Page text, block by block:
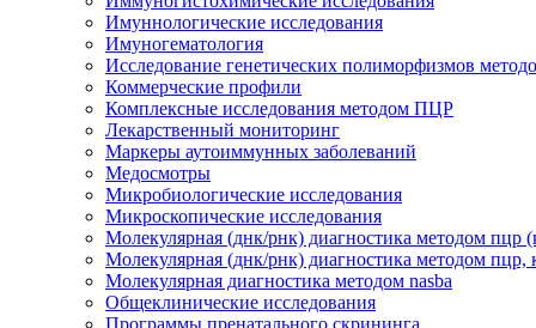
Имуннологические исследования
Имуногематология
Исследование генетических полиморфизмов
Коммерческие профили
Комплексные исследования методом ПЦР
Лекарственный мониторинг
Маркеры аутоиммунных заболеваний
Медосмотры
Микробиологические исследования
Микроскопические исследования
Молекулярная (днк/рнк) диагностика методом пцр
Молекулярная (днк/рнк) диагностика методом пцр,
Молекулярная диагностика методом nasba
Общеклинические исследования
Программы пренатального скрининга